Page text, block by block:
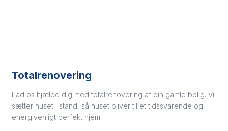
Totalrenovering
​Lad os hjælpe dig med totalrenovering af din gamle bolig. Vi
sætter huset i stand, så huset bliver til et tidssvarende og
energivenligt perfekt hjem. ​